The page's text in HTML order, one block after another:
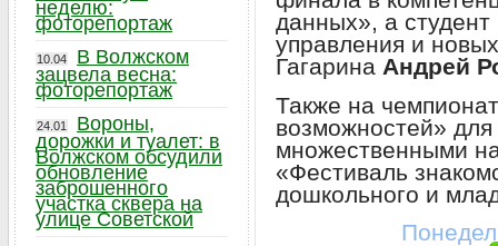
данных», а студент
управления и
Гагарина Андрей
Также на
возможностей»
множественными
«Фестиваль
дошкольного и
неделю:
фоторепортаж
10.04
В Волжском
зацвела весна:
фоторепортаж
24.01
Вороны,
дорожки и туалет: в
Волжском обсудили
обновление
заброшенного
участка сквера на
улице Советской